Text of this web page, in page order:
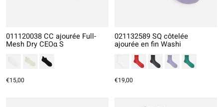
011120038 CC ajourée Full-
Mesh Dry CEOα S
€15,00
021132589 SQ côtelée
ajourée en fin Washi
€19,00